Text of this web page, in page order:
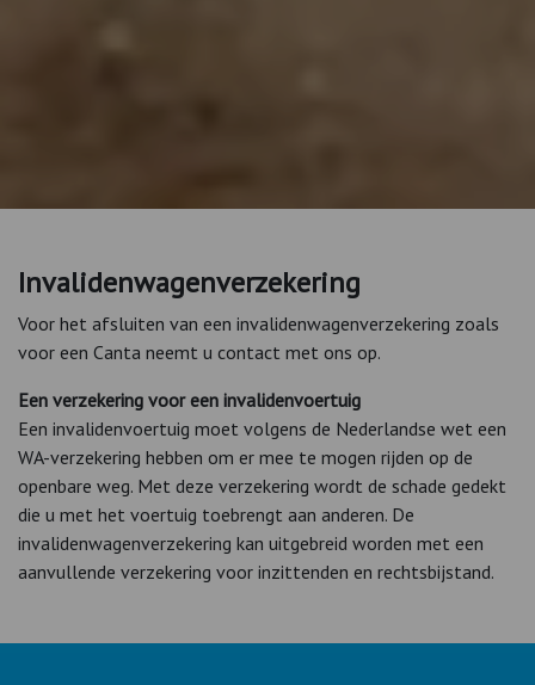
Invalidenwagenverzekering
Voor het afsluiten van een invalidenwagenverzekering zoals
voor een Canta neemt u contact met ons op.
Een verzekering voor een invalidenvoertuig
Een invalidenvoertuig moet volgens de Nederlandse wet een
WA-verzekering hebben om er mee te mogen rijden op de
openbare weg. Met deze verzekering wordt de schade gedekt
die u met het voertuig toebrengt aan anderen. De
invalidenwagenverzekering kan uitgebreid worden met een
aanvullende verzekering voor inzittenden en rechtsbijstand.